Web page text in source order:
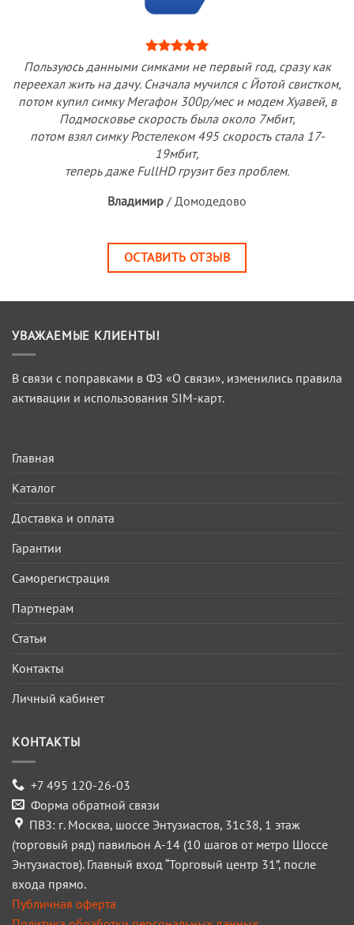
Пользуюсь данными симками не первый год, сразу как
переехал жить на дачу. Сначала мучился с Йотой свистком,
потом купил симку Мегафон 300р/мес и модем Хуавей, в
Подмосковье скорость была около 7мбит,
потом взял симку Ростелеком 495 скорость стала 17-
19мбит,
теперь даже FullHD грузит без проблем.
Владимир / Домодедово
ОСТАВИТЬ ОТЗЫВ
УВАЖАЕМЫЕ КЛИЕНТЫ!
В связи с поправками в ФЗ «О связи», изменились правила
активации и использования SIM-карт.
Главная
Каталог
Доставка и оплата
Гарантии
Саморегистрация
Партнерам
Статьи
Контакты
Личный кабинет
КОНТАКТЫ
+7 495 120-26-03
Форма обратной связи
ПВЗ: г. Москва, шоссе Энтузиастов, 31с38, 1 этаж
(торговый ряд) павильон А-14 (10 шагов от метро Шоссе
Энтузиастов). Главный вход “Торговый центр 31”, после
входа прямо.
Публичная оферта